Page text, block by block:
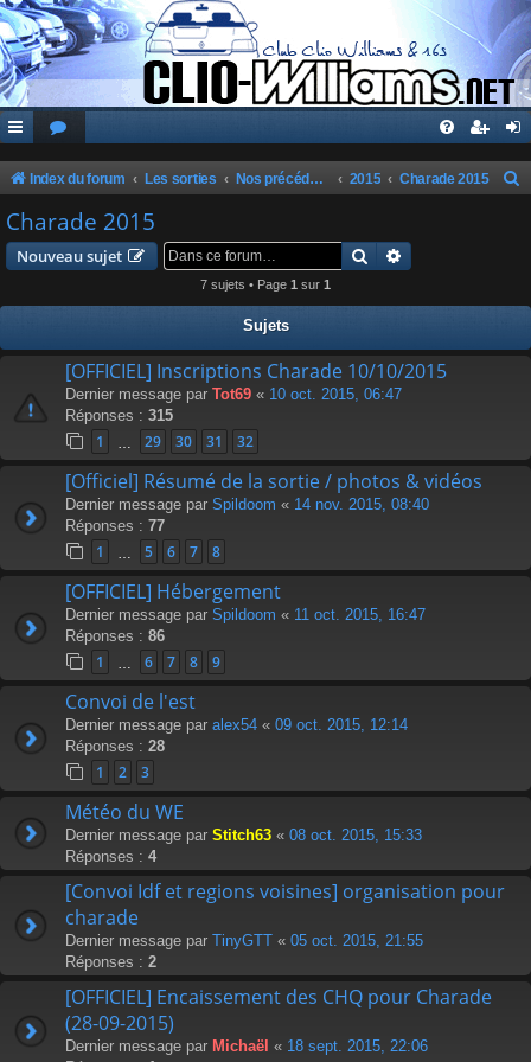
Index du forum Les sorties Nos précédentes sorties 2015 Charade 2015
Charade 2015
Nouveau sujet Rechercher
7 sujets • Page 1 sur 1
Sujets
[OFFICIEL] Inscriptions Charade 10/10/2015
Dernier message par Tot69 « 10 oct. 2015, 06:47
Réponses : 315
1 29 30 31 32
[Officiel] Résumé de la sortie / photos & vidéos
Dernier message par Spildoom « 14 nov. 2015, 08:40
Réponses : 77
1 5 6 7 8
[OFFICIEL] Hébergement
Dernier message par Spildoom « 11 oct. 2015, 16:47
Réponses : 86
1 6 7 8 9
Convoi de l'est
Dernier message par alex54 « 09 oct. 2015, 12:14
Réponses : 28
1 2 3
Météo du WE
Dernier message par Stitch63 « 08 oct. 2015, 15:33
Réponses : 4
[Convoi Idf et regions voisines] organisation pour
charade
Dernier message par TinyGTT « 05 oct. 2015, 21:55
Réponses : 2
[OFFICIEL] Encaissement des CHQ pour Charade
(28-09-2015)
Dernier message par Michaël « 18 sept. 2015, 22:06